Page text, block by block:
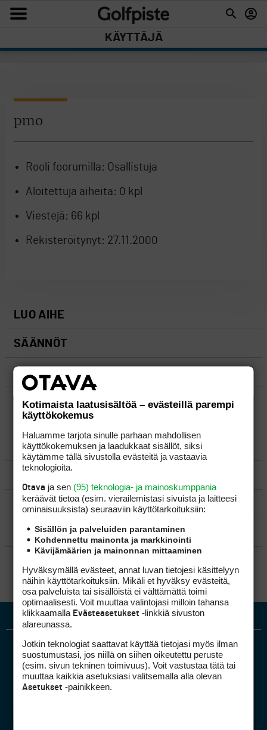
KÄYTTÄJÄ
pmo
Rooli foorumilla: Osallistuja
Aloitettuja aiheita: 0 kpl
Viestejä: 66 kpl
Rekisteröitynyt: 27.11.2000
LUO AIHE
SÄÄNNÖT
OHJEET
UUSIMMAT VIESTIKETJUT
YLEISTÄ
VÄLINEET
MATKAILU
KILPAGOLF & HARJOITTELU
Kotimaista laatusisältöä – evästeillä parempi
käyttökokemus
Haluamme tarjota sinulle parhaan mahdollisen
käyttökokemuksen ja laadukkaat sisällöt, siksi
käytämme tällä sivustolla evästeitä ja vastaavia
teknologioita.
Otava ja sen (95) teknologia- ja mainoskumppania
keräävät tietoa (esim. vierailemis­tasi sivuista ja laitteesi
ominaisuuk­sista) seuraaviin käyttötarkoituksiin:
Sisällön ja palveluiden parantaminen
Kohdennettu mainonta ja markkinointi
Kävijämäärien ja mainonnan mittaaminen
Hyväksymällä evästeet, annat luvan tietojesi käsittelyyn
näihin käyttötarkoituksiin. Mikäli et hyväksy evästeitä,
osa palveluista tai sisällöistä ei välttämättä toimi
optimaalisesti. Voit muuttaa valintojasi milloin tahansa
klikkaamalla Evästeasetukset -linkkiä sivuston
alareunassa.
Jotkin teknologiat saattavat käyttää tietojasi myös ilman
suostumustasi, jos niillä on siihen oikeutettu peruste
(esim. sivun tekninen toimivuus). Voit vastustaa tätä tai
muuttaa kaikkia asetuksiasi valitsemalla alla olevan
Asetukset -painikkeen.